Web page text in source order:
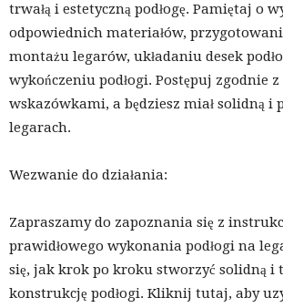
trwałą i estetyczną podłogę. Pamiętaj o
odpowiednich materiałów,
montażu legarów, układaniu desek
wykończeniu podłogi. Postępuj zgodnie
wskazówkami, a będziesz miał solidną i
legarach.
Wezwanie do działania:
Zapraszamy do zapoznania się z
prawidłowego wykonania podłogi na
się, jak krok po kroku stworzyć solidną i
konstrukcję podłogi. Kliknij tutaj, aby